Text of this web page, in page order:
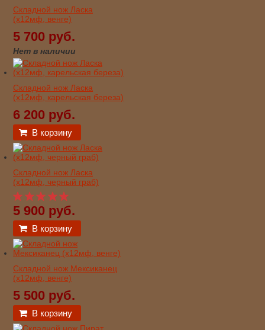
Складной нож Ласка
(х12мф, венге)
5 700 руб.
Нет в наличии
Складной нож Ласка
(х12мф, карельская береза)
6 200 руб.
В корзину
Складной нож Ласка
(х12мф, черный граб)
5 900 руб.
В корзину
Складной нож Мексиканец
(х12мф, венге)
5 500 руб.
В корзину